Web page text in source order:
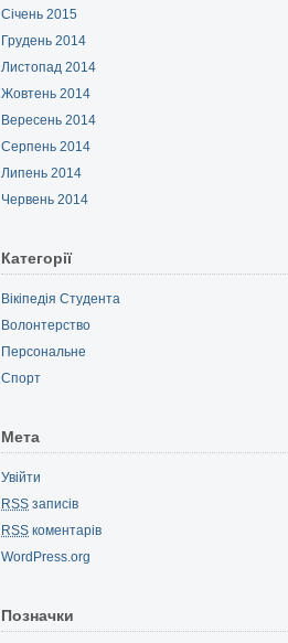
Січень 2015
Грудень 2014
Листопад 2014
Жовтень 2014
Вересень 2014
Серпень 2014
Липень 2014
Червень 2014
Категорії
Вікіпедія Студента
Волонтерство
Персональне
Спорт
Мета
Увійти
RSS записів
RSS коментарів
WordPress.org
Позначки